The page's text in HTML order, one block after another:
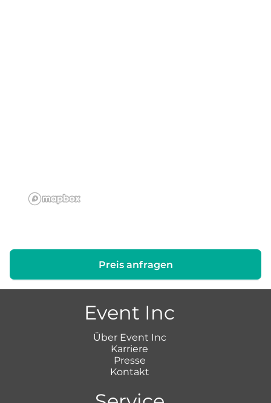
Preis anfragen
Event Inc
Über Event Inc
Karriere
Presse
Kontakt